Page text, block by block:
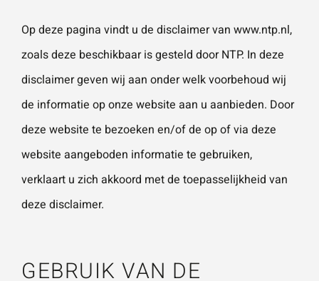
Gebruik het contactformulier voor je vragen en
opmerkingen. Doorgaans reageren wij binnen 24 uur.
onze vestigingen.
Naam*
Kies je zoekterm...
?
contactformulier voor je
vragen en opmerkingen.
Doorgaans reageren wij
binnen 24 uur. Voor sneller
contact kun je altijd bellen
met één van onze
AG
OF
OP
ME
RKI
NG?
Gebruik het
Op deze pagina vindt u de disclaimer van www.ntp.nl,
zoals deze beschikbaar is gesteld door NTP. In deze
disclaimer geven wij aan onder welk voorbehoud wij
de informatie op onze website aan u aanbieden. Door
deze website te bezoeken en/of de op of via deze
website aangeboden informatie te gebruiken,
verklaart u zich akkoord met de toepasselijkheid van
deze disclaimer.
GEBRUIK VAN DE